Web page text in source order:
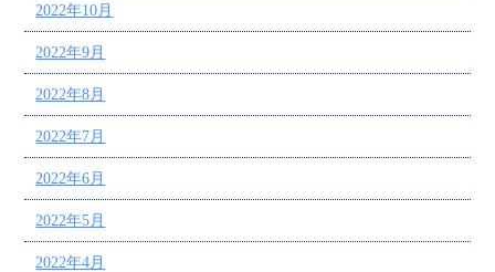
2022年10月
2022年9月
2022年8月
2022年7月
2022年6月
2022年5月
2022年4月